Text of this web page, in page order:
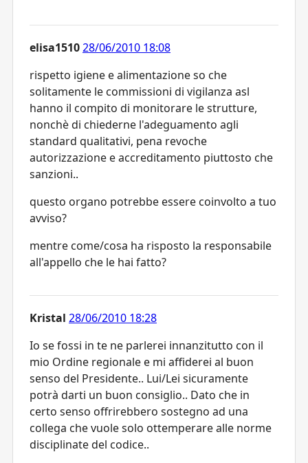
elisa151028/06/2010 18:08
rispetto igiene e alimentazione so che
solitamente le commissioni di vigilanza asl
hanno il compito di monitorare le strutture,
nonchè di chiederne l'adeguamento agli
standard qualitativi, pena revoche
autorizzazione e accreditamento piuttosto che
sanzioni..
questo organo potrebbe essere coinvolto a tuo
avviso?
mentre come/cosa ha risposto la responsabile
all'appello che le hai fatto?
Kristal 28/06/2010 18:28
Io se fossi in te ne parlerei innanzitutto con il
mio Ordine regionale e mi affiderei al buon
senso del Presidente.. Lui/Lei sicuramente
potrà darti un buon consiglio.. Dato che in
certo senso offrirebbero sostegno ad una
collega che vuole solo ottemperare alle norme
disciplinate del codice..